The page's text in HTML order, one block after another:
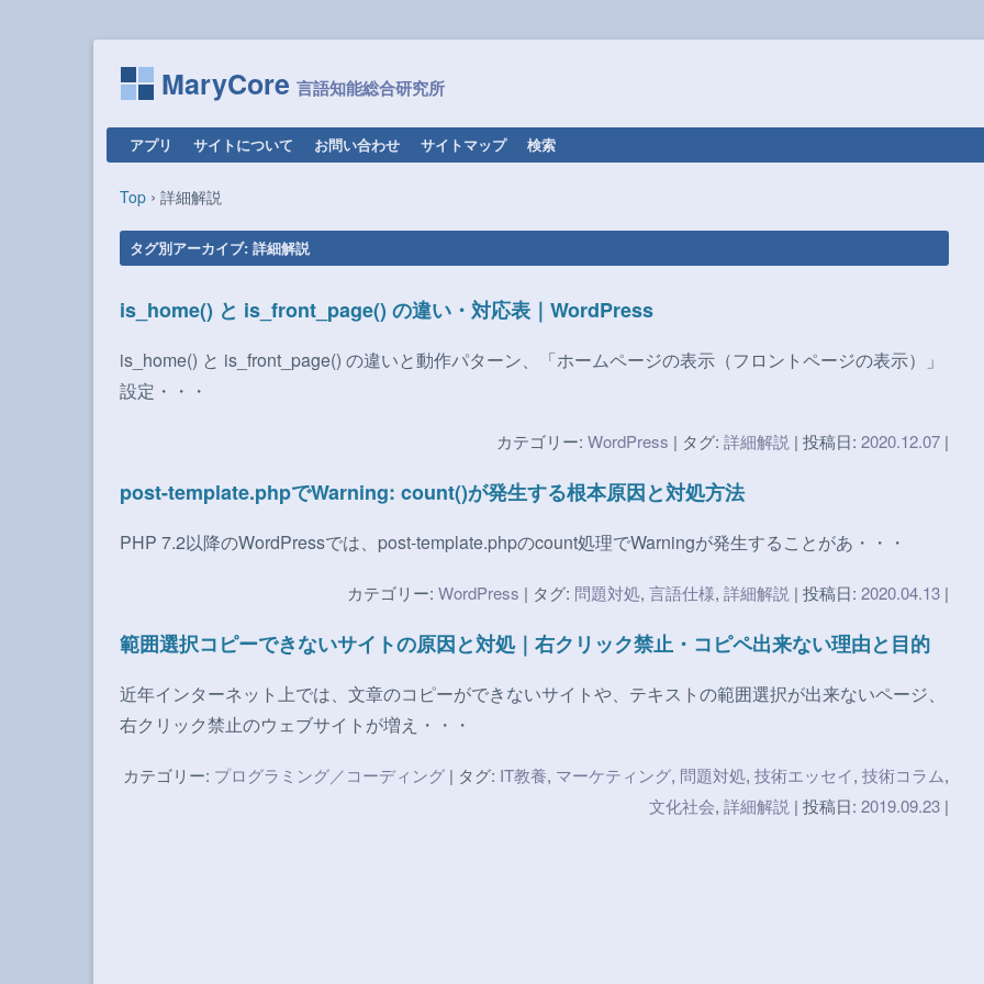
MaryCore
コンテンツへ移動
アプリ サイトについて お問い合わせ サイトマップ 検索
Top› 詳細解説
タグ別アーカイブ: 詳細解説
is_home() と is_front_page() の違い・対応表｜WordPress
is_home() と is_front_page() の違いと動作パターン、「ホームページの表示（フロントページの表示）」
設定・・・
カテゴリー: WordPress | タグ: 詳細解説 | 投稿日: 2020.12.07|
post-template.phpでWarning: count()が発生する根本原因と対処方法
PHP 7.2以降のWordPressでは、post-template.phpのcount処理でWarningが発生することがあ・・・
カテゴリー: WordPress | タグ: 問題対処, 言語仕様, 詳細解説 | 投稿日: 2020.04.13|
範囲選択コピーできないサイトの原因と対処｜右クリック禁止・コピペ出来ない理由と目的
近年インターネット上では、文章のコピーができないサイトや、テキストの範囲選択が出来ないページ、
右クリック禁止のウェブサイトが増え・・・
カテゴリー: プログラミング／コーディング| タグ: IT教養, マーケティング, 問題対処, 技術エッセイ, 技術コラム,
文化社会, 詳細解説 | 投稿日: 2019.09.23|